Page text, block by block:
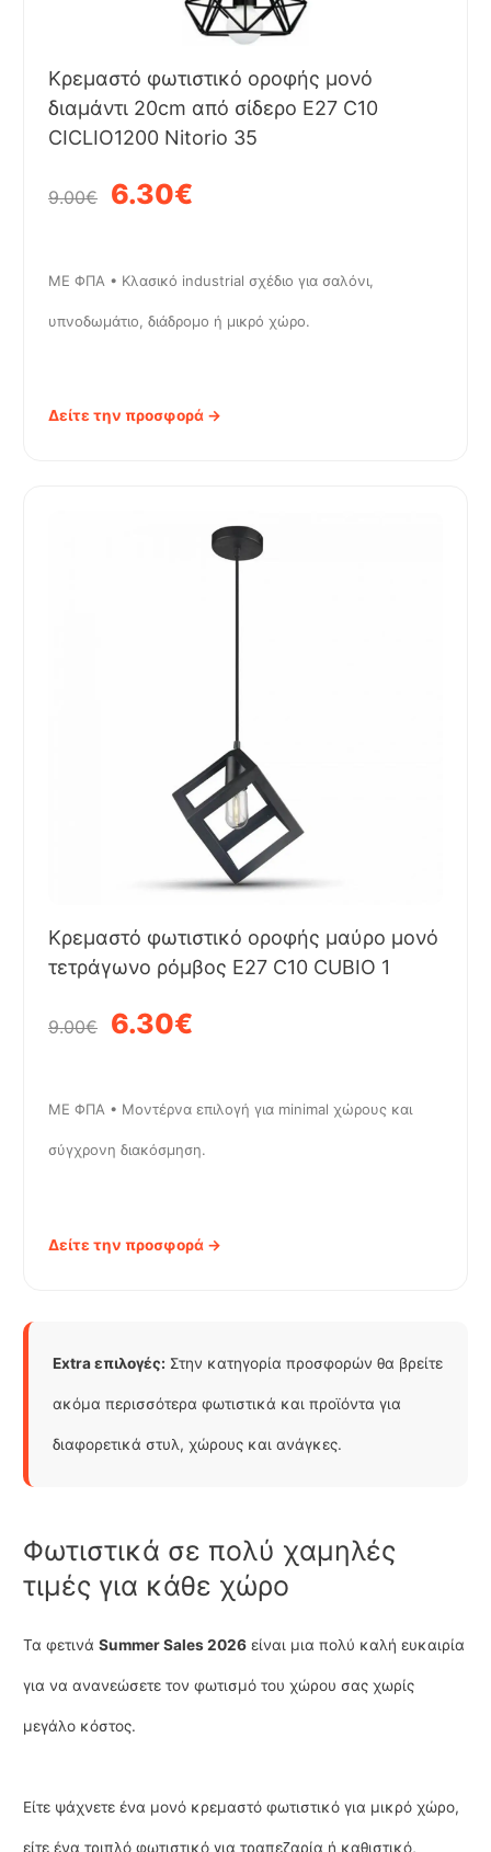
Κρεμαστό φωτιστικό οροφής μονό
διαμάντι 20cm από σίδερο E27 C10
CICLIO1200 Nitorio 35
9.00€ 6.30€
ΜΕ ΦΠΑ • Κλασικό industrial σχέδιο για σαλόνι,
υπνοδωμάτιο, διάδρομο ή μικρό χώρο.
Δείτε την προσφορά →
Κρεμαστό φωτιστικό οροφής μαύρο μονό
τετράγωνο ρόμβος Ε27 C10 CUBIO 1
9.00€ 6.30€
ΜΕ ΦΠΑ • Μοντέρνα επιλογή για minimal χώρους και
σύγχρονη διακόσμηση.
Δείτε την προσφορά →
Extra επιλογές: Στην κατηγορία προσφορών θα βρείτε
ακόμα περισσότερα φωτιστικά και προϊόντα για
διαφορετικά στυλ, χώρους και ανάγκες.
Φωτιστικά σε πολύ χαμηλές
τιμές για κάθε χώρο
Τα φετινάSummer Sales 2026 είναι μια πολύ καλή ευκαιρία
για να ανανεώσετε τον φωτισμό του χώρου σας χωρίς
μεγάλο κόστος.
Είτε ψάχνετε ένα μονό κρεμαστό φωτιστικό για μικρό χώρο,
είτε ένα τριπλό φωτιστικό για τραπεζαρία ή καθιστικό,